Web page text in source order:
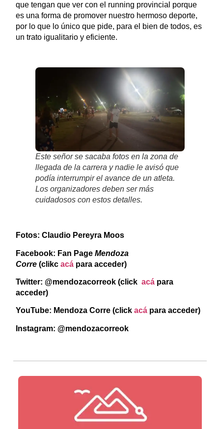
que tengan que ver con el running provincial porque
es una forma de promover nuestro hermoso deporte,
por lo que lo único que pide, para el bien de todos, es
un trato igualitario y eficiente.
Este señor se sacaba fotos en la zona de
llegada de la carrera y nadie le avisó que
podía interrumpir el avance de un atleta.
Los organizadores deben ser más
cuidadosos con estos detalles.
Fotos: Claudio Pereyra Moos
Facebook: Fan Page Mendoza
Corre(clikc acápara acceder)
Twitter: @mendozacorreok (click acápara
acceder)
YouTube: Mendoza Corre (click acápara acceder)
Instagram: @mendozacorreok